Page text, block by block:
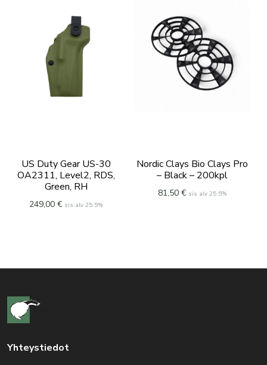
US Duty Gear US-30
OA2311, Level2, RDS,
Green, RH
249,00 € sis alv 25.5%
Nordic Clays Bio Clays Pro
– Black – 200kpl
81,50 € sis alv 25.5%
Yhteystiedot